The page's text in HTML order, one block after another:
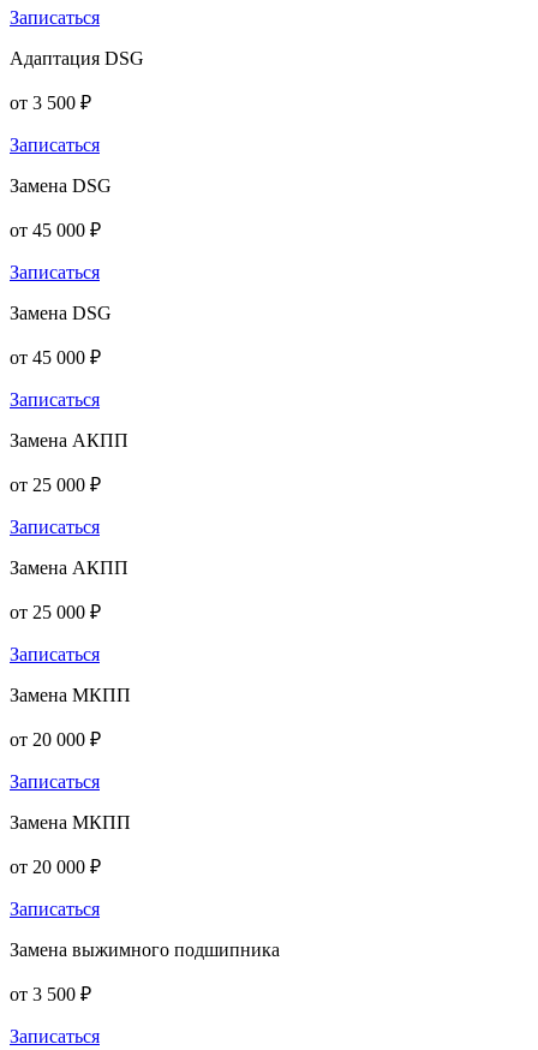
Записаться
Адаптация DSG
от 3 500 ₽
Записаться
Замена DSG
от 45 000 ₽
Записаться
Замена DSG
от 45 000 ₽
Записаться
Замена АКПП
от 25 000 ₽
Записаться
Замена АКПП
от 25 000 ₽
Записаться
Замена МКПП
от 20 000 ₽
Записаться
Замена МКПП
от 20 000 ₽
Записаться
Замена выжимного подшипника
от 3 500 ₽
Записаться